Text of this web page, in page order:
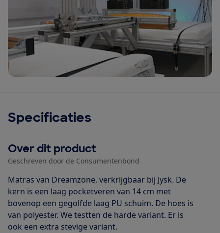
Specificaties
Over dit product
Geschreven door de Consumentenbond
Matras van Dreamzone, verkrijgbaar bij Jysk. De
kern is een laag pocketveren van 14 cm met
bovenop een gegolfde laag PU schuim. De hoes is
van polyester. We testten de harde variant. Er is
ook een extra stevige variant.